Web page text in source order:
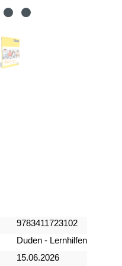
9783411723102
Duden - Lernhilfen
15.06.2026